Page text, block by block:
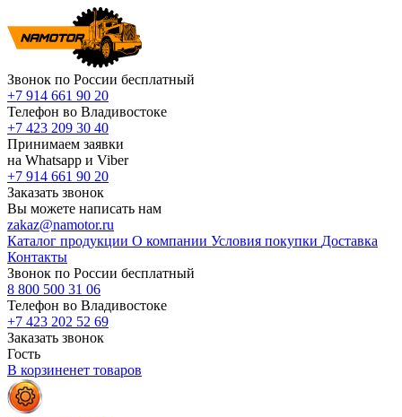
Звонок по России бесплатный
+7 914 661 90 20
Телефон во Владивостоке
+7 423 209 30 40
Принимаем заявки
на Whatsapp и Viber
+7 914 661 90 20
Заказать звонок
Вы можете написать нам
zakaz@namotor.ru
Каталог продукции О компании Условия покупки Доставка
Контакты
Звонок по России бесплатный
8 800 500 31 06
Телефон во Владивостоке
+7 423 202 52 69
Заказать звонок
Гость
В корзиненет товаров